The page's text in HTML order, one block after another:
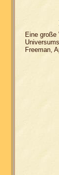
Eine
Freeman,